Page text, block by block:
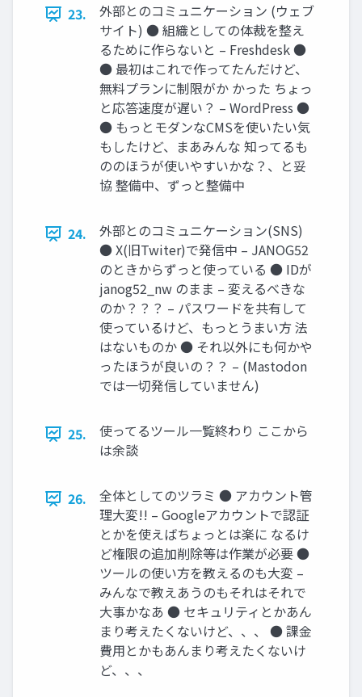
23.
外部とのコミュニケーション (ウェブ
サイト) ● 組織としての体裁を整え
るために作らないと – Freshdesk ●
● 最初はこれで作ってたんだけど、
無料プランに制限がか かった ちょっ
と応答速度が遅い？ – WordPress ●
● もっとモダンなCMSを使いたい気
もしたけど、まあみんな 知ってるも
ののほうが使いやすいかな？、と妥
協 整備中、ずっと整備中
24.
外部とのコミュニケーション(SNS)
● X(旧Twiter)で発信中 – JANOG52
のときからずっと使っている ● IDが
janog52_nw のまま – 変えるべきな
のか？？？ – パスワードを共有して
使っているけど、もっとうまい方 法
はないものか ● それ以外にも何かや
ったほうが良いの？？ – (Mastodon
では一切発信していません)
25.
使ってるツール一覧終わり ここから
は余談
26.
全体としてのツラミ ● アカウント管
理大変!! – Googleアカウントで認証
とかを使えばちょっとは楽に なるけ
ど権限の追加削除等は作業が必要 ●
ツールの使い方を教えるのも大変 –
みんなで教えあうのもそれはそれで
大事かなあ ● セキュリティとかあん
まり考えたくないけど、、、 ● 課金
費用とかもあんまり考えたくないけ
ど、、、